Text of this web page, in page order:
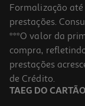
Queijo Feta Dop
21.67 €/Kg
3,25 €
Formalização
prestações.
***O valor da
compra,
prestações
de Crédito.
TAEG DO